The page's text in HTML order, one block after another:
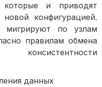
которые и приводят
конфигурацией.
мигрируют по узлам
правилам обмена
данных